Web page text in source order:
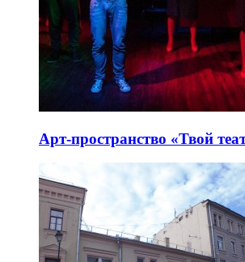
Арт-пространство «Твой